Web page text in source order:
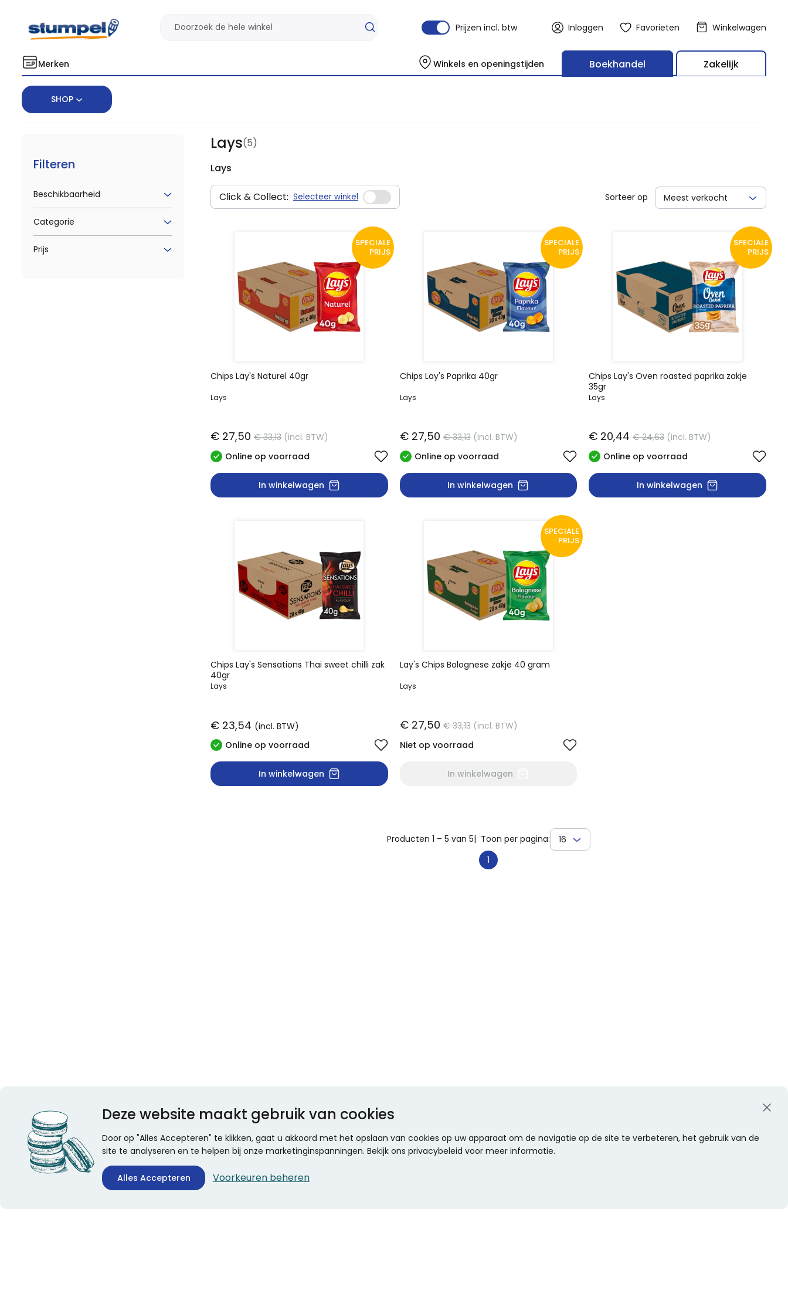
Prijzen incl. btw Inloggen Favorieten Winkelwagen
Merken Winkels en openingstijden Boekhandel Zakelijk
SHOP
Home Merken Lays
Filteren
Beschikbaarheid
Categorie
Prijs
Lays(5)
Lays
Click & Collect: Selecteer winkel Sorteer op Meest verkocht
SPECIALE
PRIJS
Chips Lay's Naturel 40gr
Lays
€ 27,50 € 33,13 (incl. BTW)
Online op voorraad
In winkelwagen
SPECIALE
PRIJS
Chips Lay's Paprika 40gr
Lays
€ 27,50€ 33,13 (incl. BTW)
Online op voorraad
In winkelwagen
SPECIALE
PRIJS
Chips Lay's Oven roasted paprika zakje
35gr
Lays
€ 20,44€ 24,63 (incl. BTW)
Online op voorraad
In winkelwagen
Chips Lay's Sensations Thai sweet chilli zak
40gr
Lays
€ 23,54 (incl. BTW)
Online op voorraad
In winkelwagen
SPECIALE
PRIJS
Lay's Chips Bolognese zakje 40 gram
Lays
€ 27,50€ 33,13 (incl. BTW)
Niet op voorraad
In winkelwagen
Producten 1 – 5 van 5| Toon per pagina:
16
1
Deze website maakt gebruik van cookies
Door op "Alles Accepteren" te klikken, gaat u akkoord met het opslaan van cookies op uw apparaat om de navigatie op de site te verbeteren, het gebruik van de
site te analyseren en te helpen bij onze marketinginspanningen. Bekijk ons privacybeleid voor meer informatie.
Alles Accepteren Voorkeuren beheren